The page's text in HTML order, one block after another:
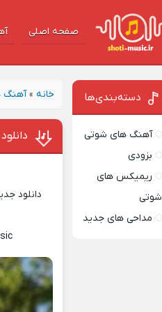
صفحه اصلی
خانه »آهنگ
دانلود
دسته‌بندی‌ها
آهنگ های شوتی
بزودی
ریمیکس های
شوتی
مداحی های جدید